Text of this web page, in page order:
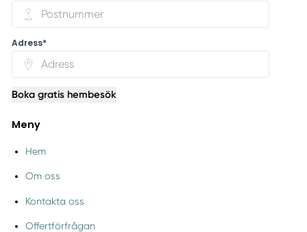
Adress*
Boka gratis hembesök
Meny
Hem
Om oss
Kontakta oss
Offertförfrågan